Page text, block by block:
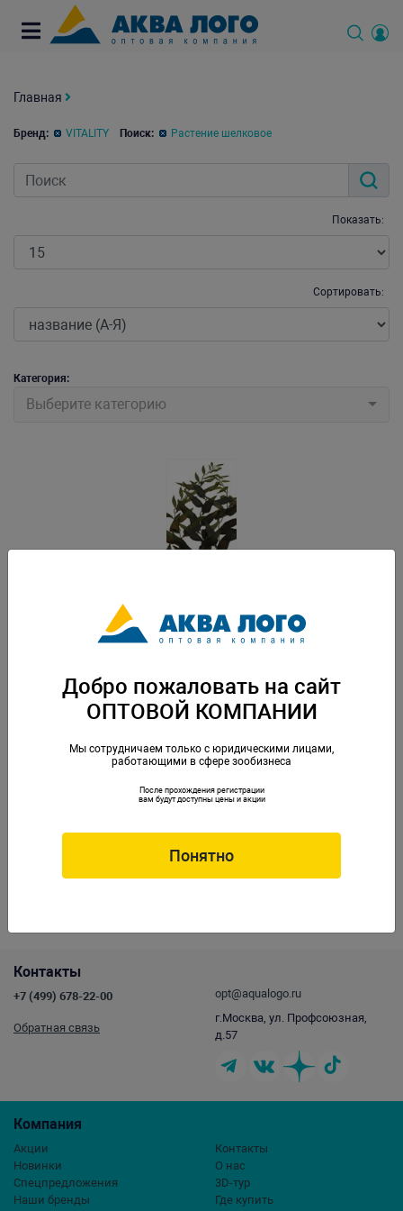
Главная
Бренд: VITALITY Поиск: Растение шелковое
Показать:
Сортировать:
Категория:
Выберите категорию
Растение шелковое, морские водоросли 60см (силикон)
Компания
Акции
Новинки
Спецпредложения
Наши бренды
Контакты
О нас
3D-тур
Где купить
Контакты
+7 (499) 678-22-00
Обратная связь
opt@aqualogo.ru
г.Москва, ул. Профсоюзная,
д.57
Добро пожаловать на сайт
ОПТОВОЙ КОМПАНИИ
Мы сотрудничаем только с юридическими лицами,
работающими в сфере зообизнеса
После прохождения регистрации
вам будут доступны цены и акции
Понятно